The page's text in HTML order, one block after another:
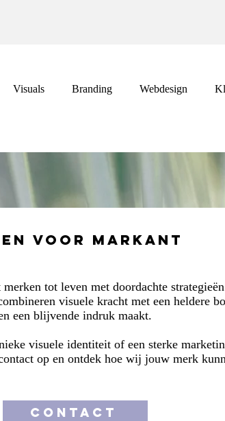
Visuals Branding Webdesign
voor Markant
tot leven met doordachte
visuele kracht met een heldere
een blijvende indruk maakt.
visuele identiteit of een sterke
op en ontdek hoe wij jouw merk
CONTACT